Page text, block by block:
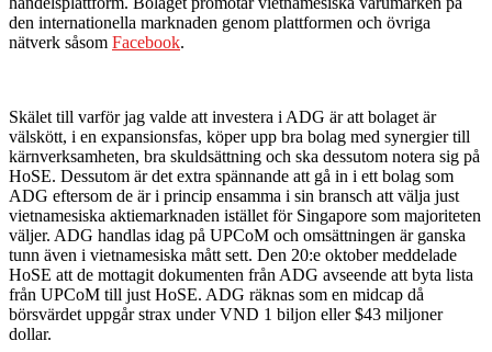
den internationella marknaden genom plattformen och övriga
nätverk såsom Facebook.
Skälet till varför jag valde att investera i ADG är att bolaget är
välskött, i en expansionsfas, köper upp bra bolag med synergier till
kärnverksamheten, bra skuldsättning och ska dessutom notera sig på
HoSE. Dessutom är det extra spännande att gå in i ett bolag som
ADG eftersom de är i princip ensamma i sin bransch att välja just
vietnamesiska aktiemarknaden istället för Singapore som majoriteten
väljer. ADG handlas idag på UPCoM och omsättningen är ganska
tunn även i vietnamesiska mått sett. Den 20:e oktober meddelade
HoSE att de mottagit dokumenten från ADG avseende att byta lista
från UPCoM till just HoSE. ADG räknas som en midcap då
börsvärdet uppgår strax under VND 1 biljon eller $43 miljoner
dollar.